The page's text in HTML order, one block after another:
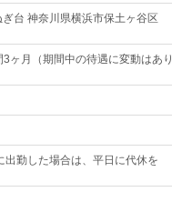
台 神奈川県横浜市保土ヶ谷区
ヶ月（期間中の待遇に変動はあり
勤した場合は、平日に代休を